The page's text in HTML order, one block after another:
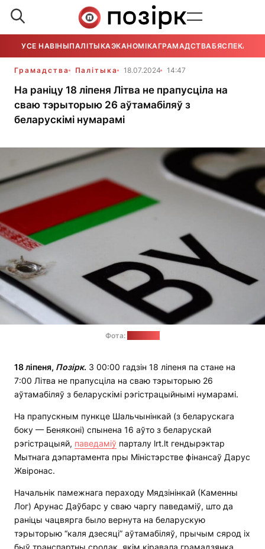
УСЕ НАВІНЫПАЛІТЫКАЭКАНОМІКАГРАМАДСТВАБЯСПЕКА
Грамадства Палітыка 18.07.2024 14:47
На раніцу 18 ліпеня Літва не прапусціла на
сваю тэрыторыю 26 аўтамабіляў з
беларускімі нумарамі
Фота:
18 ліпеня, Позірк. З 00:00 гадзін 18 ліпеня па стане на
7:00 Літва не прапусціла на сваю тэрыторыю 26
аўтамабіляў з беларускімі рэгістрацыйнымі нумарамі.
На прапускным пункце Шальчынінкай (з беларускага
боку — Беняконі) спынена 16 аўто з беларускай
рэгістрацыяй, паведаміў парталу lrt.lt гендырэктар
Мытнага дэпартамента пры Міністэрстве фінансаў Дарус
Жвіронас.
Начальнік памежнага пераходу Мядзінінкай (Каменны
Лог) Арунас Даўбарс у сваю чаргу паведаміў, што да
раніцы чацвярга было вернута на беларускую
тэрыторыю “каля дзесяці” аўтамабіляў, прычым сярод іх
быў транспартны сродак, якім кіравала грамадзянка